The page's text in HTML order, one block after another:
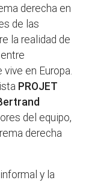
derecha en
de las
la realidad de
en Europa.
PROJET
del equipo,
derecha
y la